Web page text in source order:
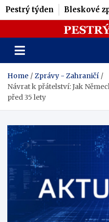
Pestrý týden Bleskové
to
content
Pestrý Týden
Home
Zprávy - Zahraničí
Návrat k přátelství: Jak
před 35 lety